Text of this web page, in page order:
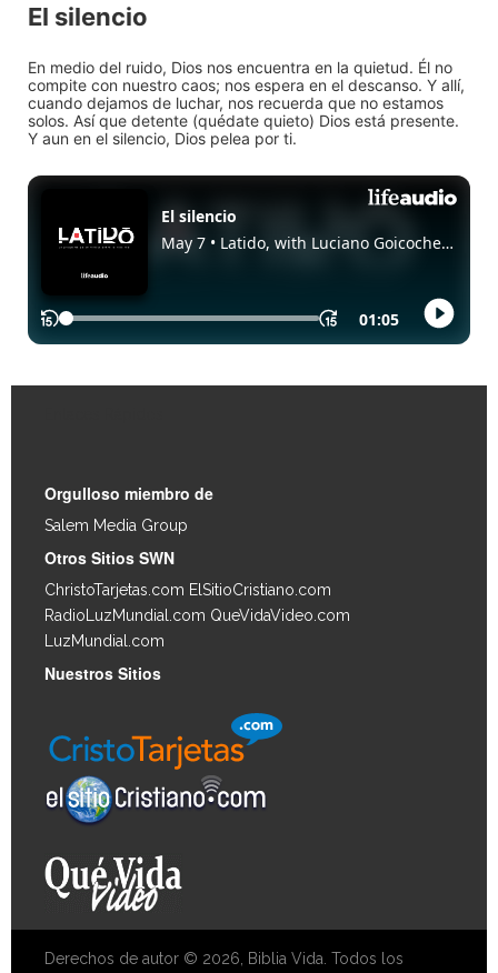
El silencio
En medio del ruido, Dios nos encuentra en la quietud. Él no
compite con nuestro caos; nos espera en el descanso. Y allí,
cuando dejamos de luchar, nos recuerda que no estamos
solos. Así que detente (quédate quieto) Dios está presente.
Y aun en el silencio, Dios pelea por ti.
Orgulloso miembro de
Salem Media Group
Otros Sitios SWN
ChristoTarjetas.com ElSitioCristiano.com
RadioLuzMundial.com QueVidaVideo.com
LuzMundial.com
Nuestros Sitios
Derechos de autor © 2026, Biblia Vida. Todos los